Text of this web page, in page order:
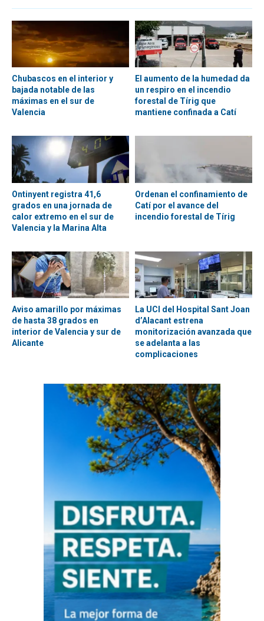
Chubascos en el interior y
bajada notable de las
máximas en el sur de
Valencia
El aumento de la humedad da
un respiro en el incendio
forestal de Tírig que
mantiene confinada a Catí
Ontinyent registra 41,6
grados en una jornada de
calor extremo en el sur de
Valencia y la Marina Alta
Ordenan el confinamiento de
Catí por el avance del
incendio forestal de Tírig
Aviso amarillo por máximas
de hasta 38 grados en
interior de Valencia y sur de
Alicante
La UCI del Hospital Sant Joan
d’Alacant estrena
monitorización avanzada que
se adelanta a las
complicaciones